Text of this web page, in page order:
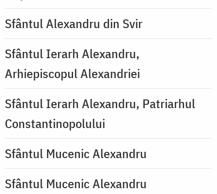
Sfântul Alexandru din Svir
Sfântul Ierarh Alexandru,
Arhiepiscopul Alexandriei
Sfântul Ierarh Alexandru, Patriarhul
Constantinopolului
Sfântul Mucenic Alexandru
Sfântul Mucenic Alexandru